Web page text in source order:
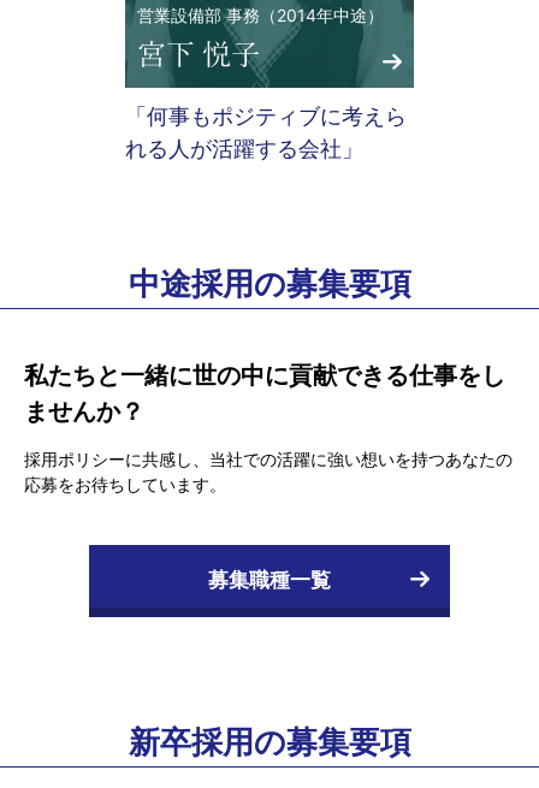
営業設備部 事務（2014年中途）
「何事もポジティブに考えら
れる人が活躍する会社」
中途採用の募集要項
私たちと一緒に世の中に貢献できる仕事をし
ませんか？
採用ポリシーに共感し、当社での活躍に強い想いを持つあなたの
応募をお待ちしています。
募集職種一覧
新卒採用の募集要項